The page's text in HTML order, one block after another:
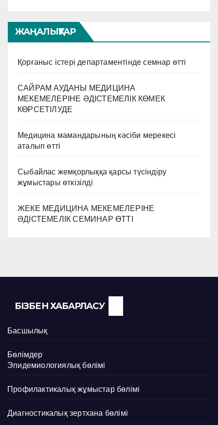
мақсатында Арыс қаласында
орналасқан «Торабтық
қызметкерлеріне семинар
Семинар барысында
медицина қызметкерлерінің
жұмыс жүргізу барысында
бұйрықтары түсіндірілді.
ЖАҢАЛЫҚТАР
Қорғаныс істері департаментінде семнар өтті
САЙРАМ АУДАНЫ МЕДИЦИНА
МЕКЕМЕЛЕРІНЕ ӘДІСТЕМЕЛІК КӨМЕК
КӨРСЕТІЛУДЕ
Медицина мамандарының кәсіби мерекесі
аталып өтті
Сыбайлас жемқорлыққа қарсы түсіндіру
жұмыстары өткізілді
ЖЕКЕ МЕДИЦИНА МЕКЕМЕЛЕРІНЕ
ӘДІСТЕМЕЛІК СЕМИНАР ӨТТІ
БІЗБЕН ХАБАРЛАСУ
Басшылық
Бөлімдер
Эпидемиологиялық бөлімі
Профилактикалық жұмыстар бөлімі
Диагностикалық зертхана бөлімі